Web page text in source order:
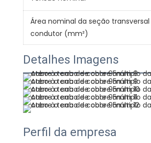
Área nominal da seção transversal
condutor (mm²)
Detalhes Imagens
Perfil da empresa